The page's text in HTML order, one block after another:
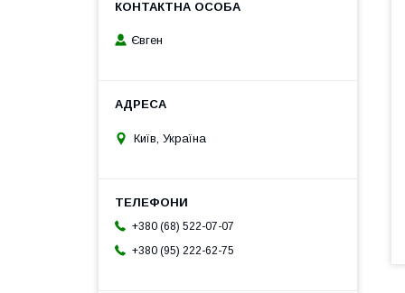
Євген
Київ, Україна
+380 (68) 522-07-07
+380 (95) 222-62-75